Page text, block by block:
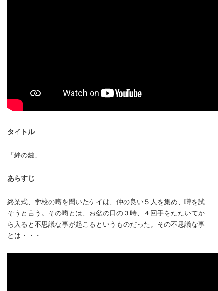
タイトル
「絆の鍵」
あらすじ
終業式、学校の噂を聞いたケイは、仲の良い５人を集め、噂を試
そうと言う。その噂とは、お盆の日の３時、４回手をたたいてか
ら入ると不思議な事が起こるというものだった。その不思議な事
とは・・・